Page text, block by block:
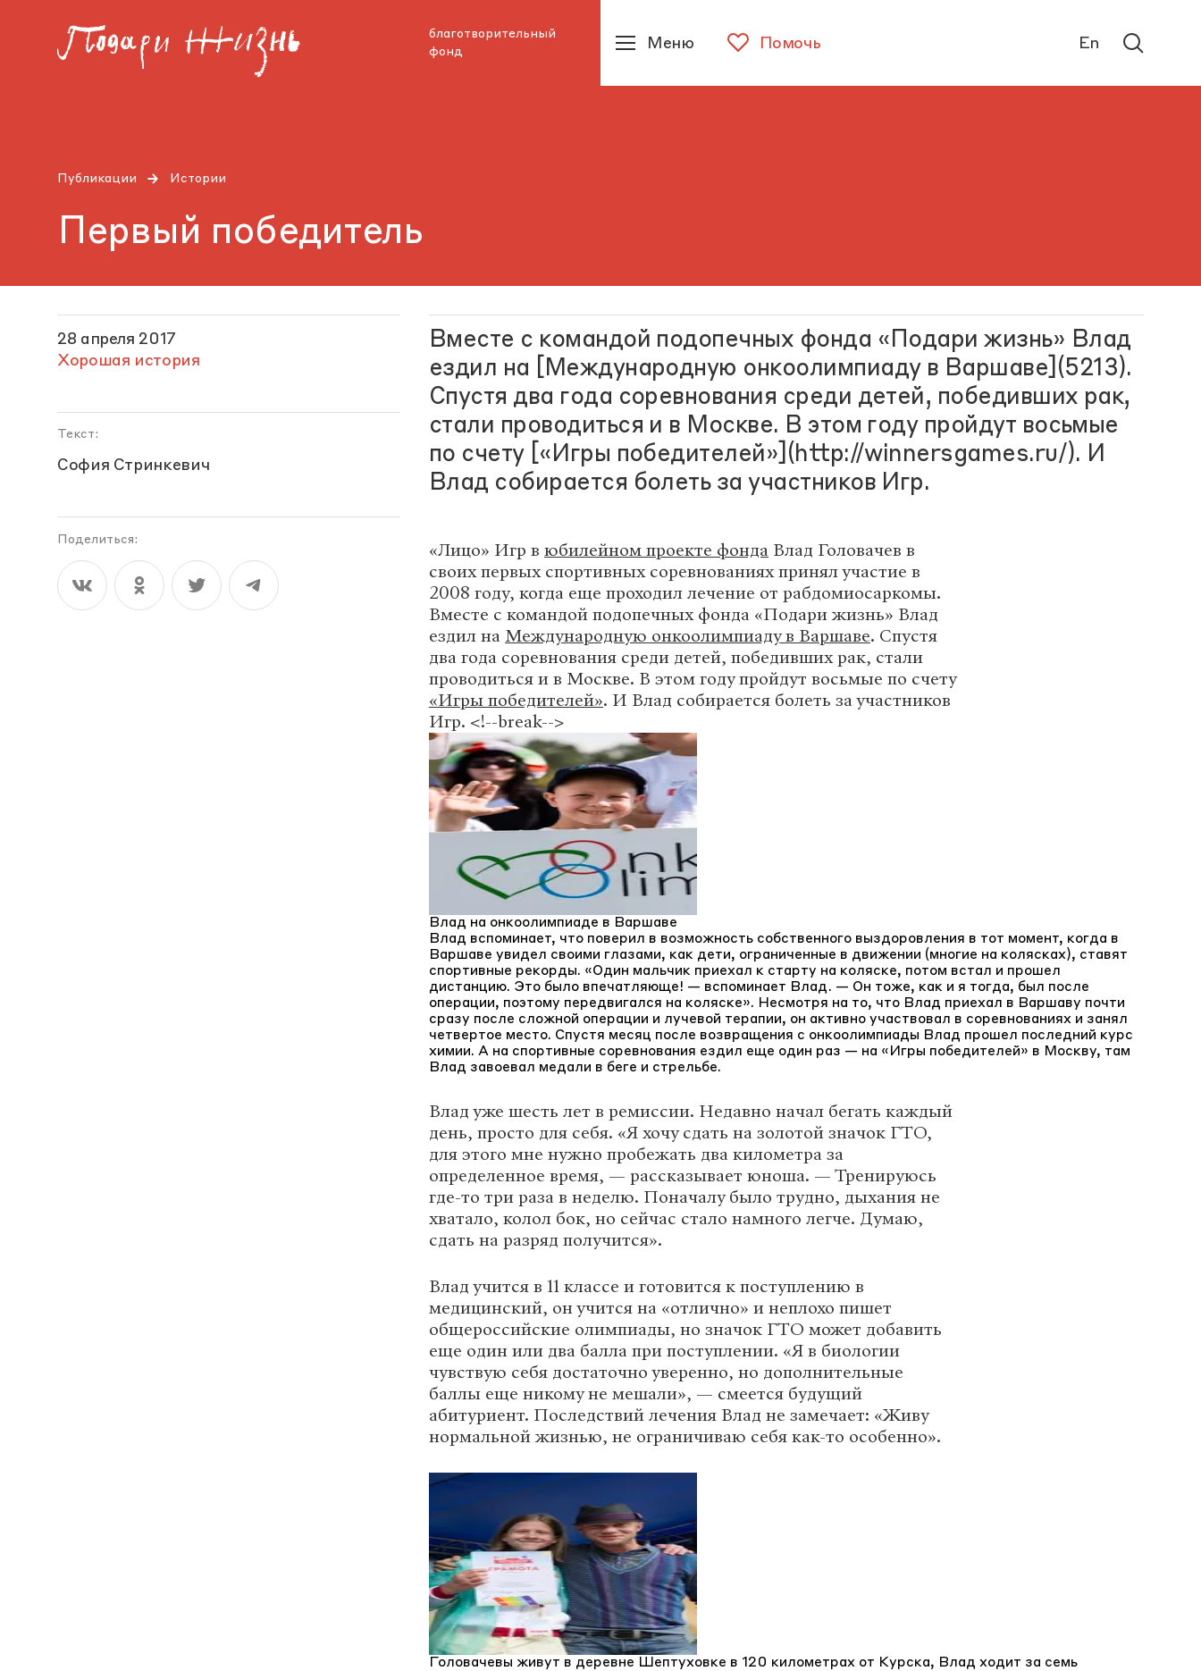
благотворительный
фонд
Помочь
Меню En
Публикации Истории
Первый победитель
28 апреля 2017
Хорошая история
Текст:
София Стринкевич
Поделиться:
Вместе с командой подопечных фонда «Подари жизнь» Влад
ездил на [Международную онкоолимпиаду в Варшаве](5213).
Спустя два года соревнования среди детей, победивших рак,
стали проводиться и в Москве. В этом году пройдут восьмые
по счету [«Игры победителей»](http://winnersgames.ru/). И
Влад собирается болеть за участников Игр.
«Лицо» Игр в юбилейном проекте фонда Влад Головачев в
своих первых спортивных соревнованиях принял участие в
2008 году, когда еще проходил лечение от рабдомиосаркомы.
Вместе с командой подопечных фонда «Подари жизнь» Влад
ездил на Международную онкоолимпиаду в Варшаве. Спустя
два года соревнования среди детей, победивших рак, стали
проводиться и в Москве. В этом году пройдут восьмые по счету
«Игры победителей». И Влад собирается болеть за участников
Игр. <!--break-->
Влад на онкоолимпиаде в Варшаве
Влад вспоминает, что поверил в возможность собственного выздоровления в тот момент, когда в
Варшаве увидел своими глазами, как дети, ограниченные в движении (многие на колясках), ставят
спортивные рекорды. «Один мальчик приехал к старту на коляске, потом встал и прошел
дистанцию. Это было впечатляюще! — вспоминает Влад. — Он тоже, как и я тогда, был после
операции, поэтому передвигался на коляске». Несмотря на то, что Влад приехал в Варшаву почти
сразу после сложной операции и лучевой терапии, он активно участвовал в соревнованиях и занял
четвертое место. Спустя месяц после возвращения с онкоолимпиады Влад прошел последний курс
химии. А на спортивные соревнования ездил еще один раз — на «Игры победителей» в Москву, там
Влад завоевал медали в беге и стрельбе.
Влад уже шесть лет в ремиссии. Недавно начал бегать каждый
день, просто для себя. «Я хочу сдать на золотой значок ГТО,
для этого мне нужно пробежать два километра за
определенное время, — рассказывает юноша. — Тренируюсь
где-то три раза в неделю. Поначалу было трудно, дыхания не
хватало, колол бок, но сейчас стало намного легче. Думаю,
сдать на разряд получится».
Влад учится в 11 классе и готовится к поступлению в
медицинский, он учится на «отлично» и неплохо пишет
общероссийские олимпиады, но значок ГТО может добавить
еще один или два балла при поступлении. «Я в биологии
чувствую себя достаточно уверенно, но дополнительные
баллы еще никому не мешали», — смеется будущий
абитуриент. Последствий лечения Влад не замечает: «Живу
нормальной жизнью, не ограничиваю себя как-то особенно».
Головачевы живут в деревне Шептуховке в 120 километрах от Курска, Влад ходит за семь